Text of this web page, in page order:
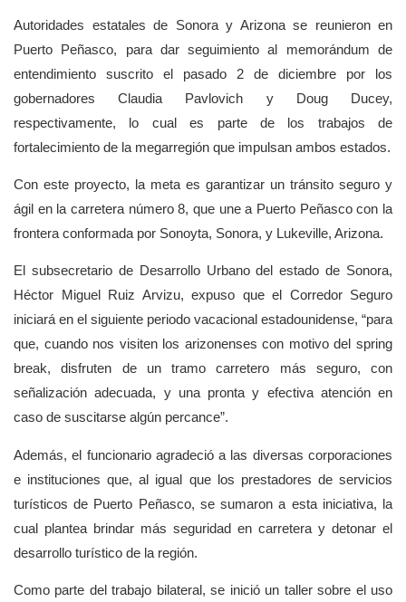
Autoridades estatales de Sonora y Arizona se reunieron en
Puerto Peñasco, para dar seguimiento al memorándum de
entendimiento suscrito el pasado 2 de diciembre por los
gobernadores Claudia Pavlovich y Doug Ducey,
respectivamente, lo cual es parte de los trabajos de
fortalecimiento de la megarregión que impulsan ambos estados.
Con este proyecto, la meta es garantizar un tránsito seguro y
ágil en la carretera número 8, que une a Puerto Peñasco con la
frontera conformada por Sonoyta, Sonora, y Lukeville, Arizona.
El subsecretario de Desarrollo Urbano del estado de Sonora,
Héctor Miguel Ruiz Arvizu, expuso que el Corredor Seguro
iniciará en el siguiente periodo vacacional estadounidense, “para
que, cuando nos visiten los arizonenses con motivo del spring
break, disfruten de un tramo carretero más seguro, con
señalización adecuada, y una pronta y efectiva atención en
caso de suscitarse algún percance”.
Además, el funcionario agradeció a las diversas corporaciones
e instituciones que, al igual que los prestadores de servicios
turísticos de Puerto Peñasco, se sumaron a esta iniciativa, la
cual plantea brindar más seguridad en carretera y detonar el
desarrollo turístico de la región.
Como parte del trabajo bilateral, se inició un taller sobre el uso